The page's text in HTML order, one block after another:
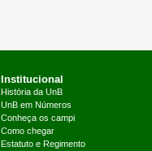
Institucional
História da UnB
UnB em Números
Conheça os campi
Como chegar
Estatuto e Regimento